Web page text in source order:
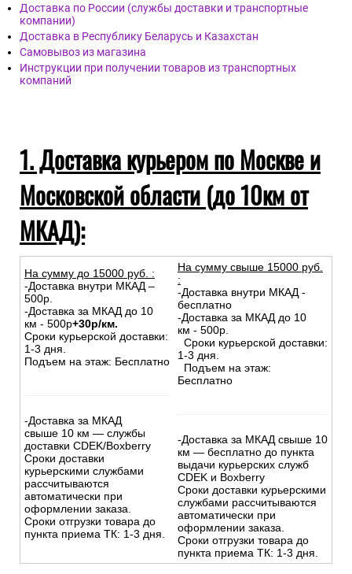
Доставка по России (службы доставки и транспортные
компании)
Доставка в Республику Беларусь и Казахстан
Самовывоз из магазина
Инструкции при получении товаров из транспортных
компаний
1. Доставка курьером по Москве и
Московской области (до 10км от
МКАД):
На сумму до 15000 руб. :
-Доставка внутри МКАД –
500р.
-Доставка за МКАД до 10
км - 500р+30р/км.
Сроки курьерской доставки:
1-3 дня.
Подъем на этаж: Бесплатно
-Доставка за МКАД
свыше 10 км — службы
доставки CDEK/Boxberry
Сроки доставки
курьерскими службами
рассчитываются
автоматически при
оформлении заказа.
Сроки отгрузки товара до
пункта приема ТК: 1-3 дня.
На сумму свыше 15000 руб.
:
-Доставка внутри МКАД -
бесплатно
-Доставка за МКАД до 10
км - 500р.
Сроки курьерской доставки:
1-3 дня.
Подъем на этаж:
Бесплатно
-Доставка за МКАД свыше 10
км — бесплатно до пункта
выдачи курьерских служб
CDEK и Boxberry
Сроки доставки курьерскими
службами рассчитываются
автоматически при
оформлении заказа.
Сроки отгрузки товара до
пункта приема ТК: 1-3 дня.